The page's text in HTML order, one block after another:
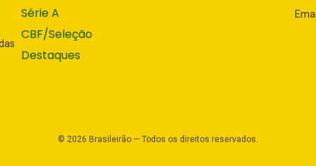
Série A
CBF/Seleção
Destaques
© 2026 Brasileirão — Todos os direitos reservados.